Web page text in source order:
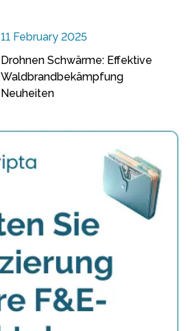
11 February 2025
Drohnen Schwärme: Effektive
Waldbrandbekämpfung
Neuheiten